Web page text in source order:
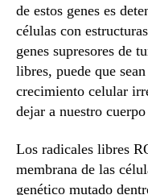
de estos genes es
células con
genes supresores de
libres, puede que
crecimiento celular
dejar a nuestro
Los radicales libres
membrana de las
genético mutado